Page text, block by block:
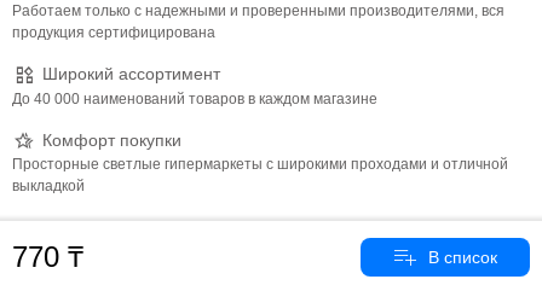
Работаем только с надежными и проверенными производителями, вся
продукция сертифицирована
Широкий ассортимент
До 40 000 наименований товаров в каждом магазине
Комфорт покупки
Просторные светлые гипермаркеты с широкими проходами и отличной
выкладкой
770